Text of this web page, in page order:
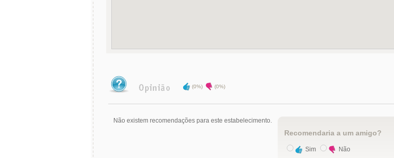
(0%) (0%)
Não existem recomendações para este estabelecimento.
Recomendaria a um amigo?
Sim Não